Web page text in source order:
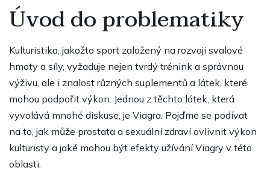
Úvod do problematiky
Kulturistika, jakožto sport založený na rozvoji svalové
hmoty a síly, vyžaduje nejen tvrdý trénink a správnou
výživu, ale i znalost různých suplementů a látek, které
mohou podpořit výkon. Jednou z těchto látek, která
vyvolává mnohé diskuse, je Viagra. Pojďme se podívat
na to, jak může prostata a sexuální zdraví ovlivnit výkon
kulturisty a jaké mohou být efekty užívání Viagry v této
oblasti.